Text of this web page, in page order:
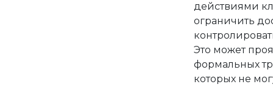
действиями
ограничить
Это может
формальных
которых не